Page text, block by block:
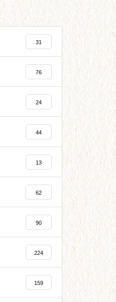
31
76
24
44
13
62
90
224
159